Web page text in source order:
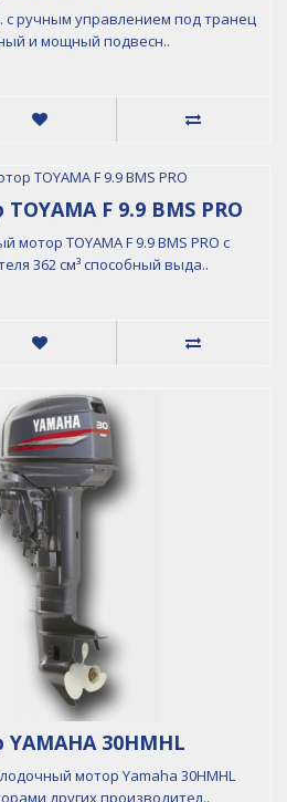
с ручным управлением под транец
и мощный подвесн..
F 9.9 BMS PRO
TOYAMA F 9.9 BMS PRO с
362 см³ способный выда..
30HMHL
мотор Yamaha 30HMHL
других производител..